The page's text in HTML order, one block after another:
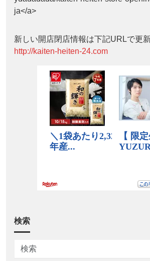
ja</a>
新しい開店閉店情報は下記URLで更新
http://kaiten-heiten-24.com
検索